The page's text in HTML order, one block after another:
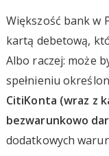
Większość bank w
kartą debetową,
Albo raczej: może
spełnieniu
CitiKonta (wraz z
bezwarunkowo
dodatkowych